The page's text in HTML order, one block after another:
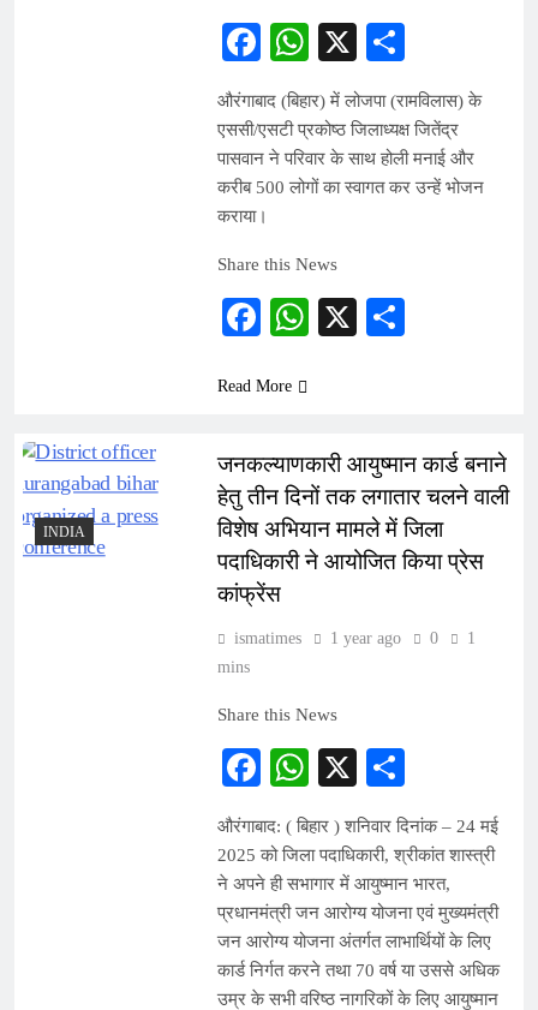
Facebook
WhatsApp
X
औरंगाबाद (बिहार) में लोजपा (रामविलास) के
एससी/एसटी प्रकोष्ठ जिलाध्यक्ष जितेंद्र
पासवान ने परिवार के साथ होली मनाई और
करीब 500 लोगों का स्वागत कर उन्हें भोजन
कराया।
Share this News
Facebook
WhatsApp
X
Read More
INDIA
जनकल्याणकारी आयुष्मान कार्ड बनाने
हेतु तीन दिनों तक लगातार चलने वाली
विशेष अभियान मामले में जिला
पदाधिकारी ने आयोजित किया प्रेस
कांफ्रेंस
ismatimes 1 year ago 0
1
mins
Share this News
Facebook
WhatsApp
X
औरंगाबाद: ( बिहार ) शनिवार दिनांक – 24 मई
2025 को जिला पदाधिकारी, श्रीकांत शास्त्री
ने अपने ही सभागार में आयुष्मान भारत,
प्रधानमंत्री जन आरोग्य योजना एवं मुख्यमंत्री
जन आरोग्य योजना अंतर्गत लाभार्थियों के लिए
कार्ड निर्गत करने तथा 70 वर्ष या उससे अधिक
उम्र के सभी वरिष्ठ नागरिकों के लिए आयुष्मान